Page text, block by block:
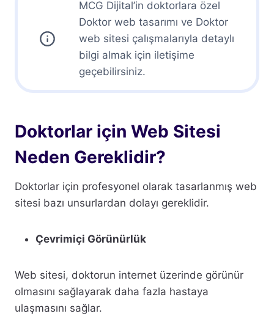
MCG Dijital’in doktorlara özel
Doktor web tasarımı ve Doktor
web sitesi çalışmalarıyla detaylı
bilgi almak için iletişime
geçebilirsiniz.
Doktorlar için Web Sitesi
Neden Gereklidir?
Doktorlar için profesyonel olarak tasarlanmış web
sitesi bazı unsurlardan dolayı gereklidir.
Çevrimiçi Görünürlük
Web sitesi, doktorun internet üzerinde görünür
olmasını sağlayarak daha fazla hastaya
ulaşmasını sağlar.